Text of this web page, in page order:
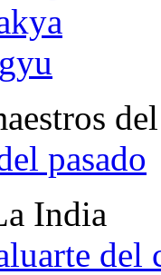
pasado
India
del